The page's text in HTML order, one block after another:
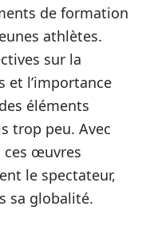
de formation
athlètes.
sur la
et l’importance
éléments
trop peu. Avec
ces œuvres
le spectateur,
sa globalité.